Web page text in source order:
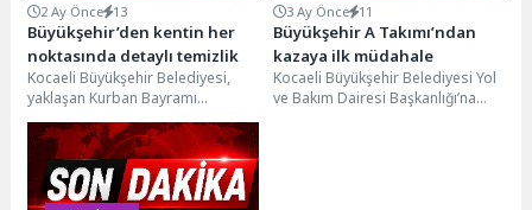
2 Ay Önce 13
Büyükşehir’den kentin her
noktasında detaylı temizlik
Kocaeli Büyükşehir Belediyesi,
yaklaşan Kurban Bayramı
öncesinde kent genelinde temizlik
ve bakım çalışmalarını hızlandırdı.
Ekipler,...
3 Ay Önce 11
Büyükşehir A Takımı’ndan
kazaya ilk müdahale
Kocaeli Büyükşehir Belediyesi Yol
ve Bakım Dairesi Başkanlığı’na